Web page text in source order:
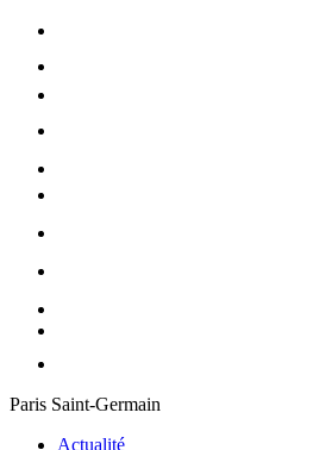
Paris Saint-Germain
Actualité